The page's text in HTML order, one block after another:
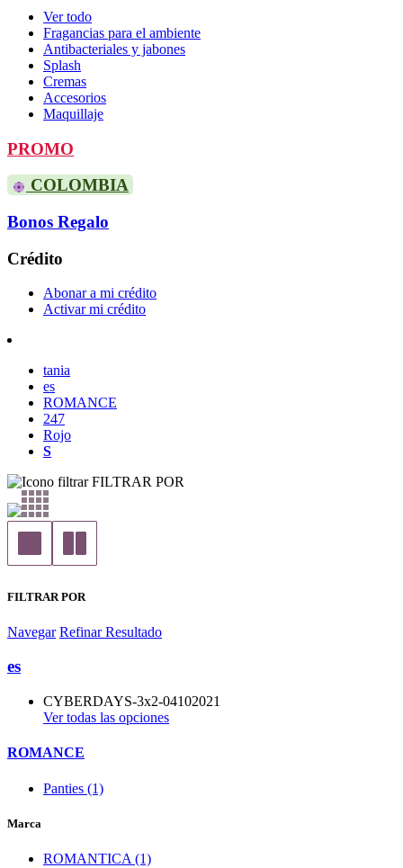
Ver todo
Fragancias para el ambiente
Antibacteriales y jabones
Splash
Cremas
Accesorios
Maquillaje
PROMO
COLOMBIA
Bonos Regalo
Crédito
Abonar a mi crédito
Activar mi crédito
tania
es
ROMANCE
247
Rojo
S
FILTRAR POR
FILTRAR POR
Navegar Refinar Resultado
es
CYBERDAYS-3x2-04102021
Ver todas las opciones
ROMANCE
Panties (1)
Marca
ROMANTICA (1)